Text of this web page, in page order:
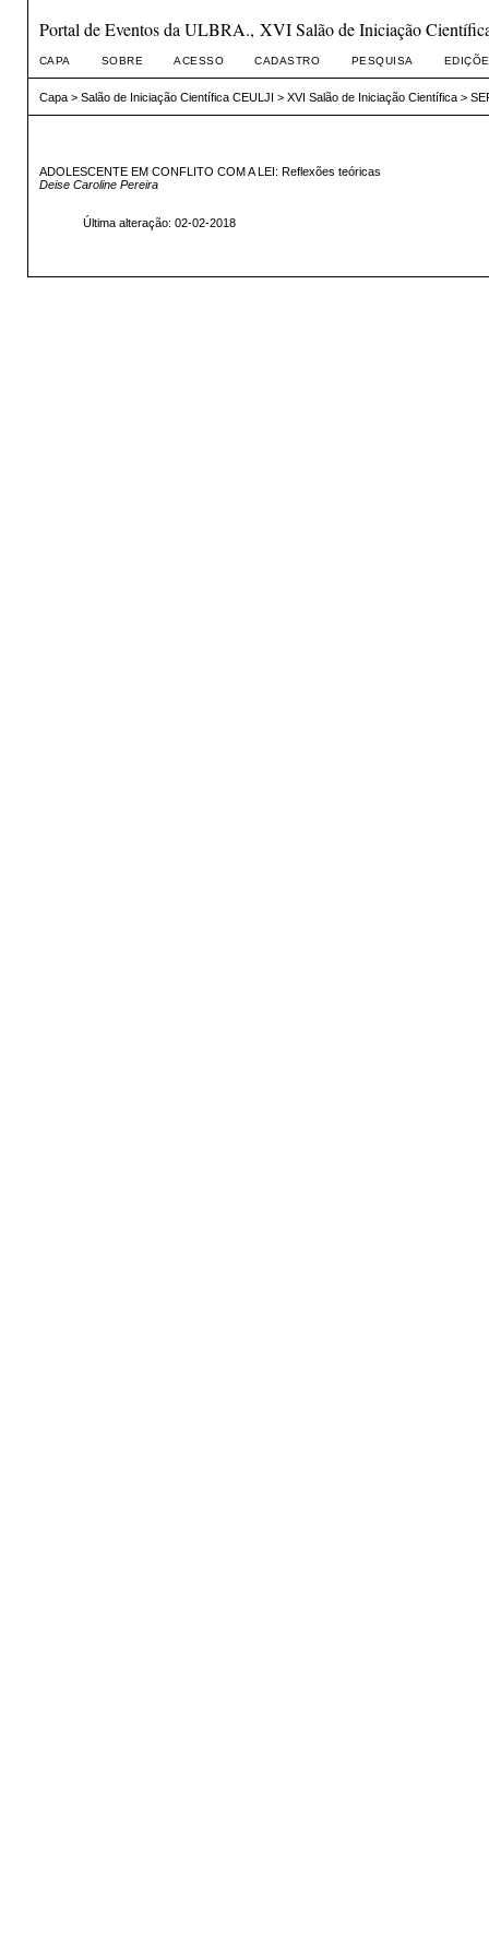
Portal de Eventos da ULBRA., XVI Salão de Iniciação
CAPA SOBRE ACESSO CADASTRO PESQUISA
Capa> Salão de Iniciação Científica CEULJI > XVI Salão de Iniciação Científica>
ADOLESCENTE EM CONFLITO COM A LEI: Reflexões teóricas
Deise Caroline Pereira
Última alteração: 02-02-2018